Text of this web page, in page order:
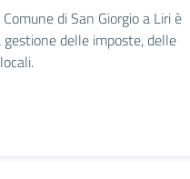
di San Giorgio a Liri è
delle imposte, delle